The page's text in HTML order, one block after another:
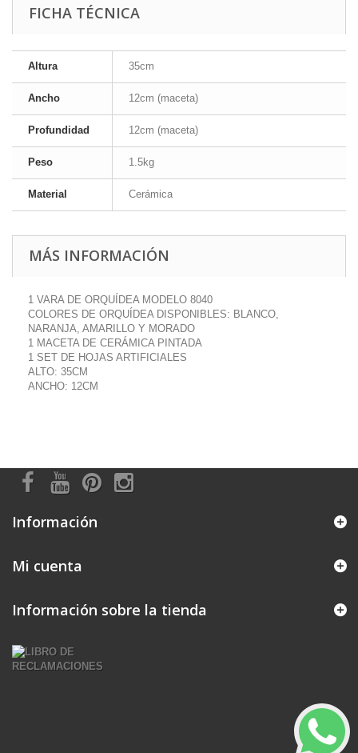
FICHA TÉCNICA
Altura 35cm
Ancho 12cm (maceta)
Profundidad 12cm (maceta)
Peso 1.5kg
Material Cerámica
MÁS INFORMACIÓN
1 VARA DE ORQUÍDEA MODELO 8040
COLORES DE ORQUÍDEA DISPONIBLES: BLANCO,
NARANJA, AMARILLO Y MORADO
1 MACETA DE CERÁMICA PINTADA
1 SET DE HOJAS ARTIFICIALES
ALTO: 35CM
ANCHO: 12CM
Información
Mi cuenta
Información sobre la tienda